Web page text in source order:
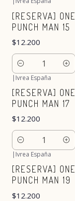
[RESERVA] ONE
PUNCH MAN 15
$12.200
Cantidad
| Ivrea España
[RESERVA] ONE
PUNCH MAN 17
$12.200
Cantidad
| Ivrea España
[RESERVA] ONE
PUNCH MAN 19
$12.200